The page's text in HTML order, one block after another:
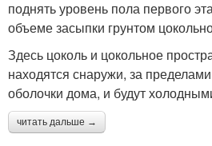
поднять уровень пола первого
объеме засыпки грунтом
Здесь цоколь и цокольное
находятся снаружи, за
оболочки дома, и будут
читать дальше →